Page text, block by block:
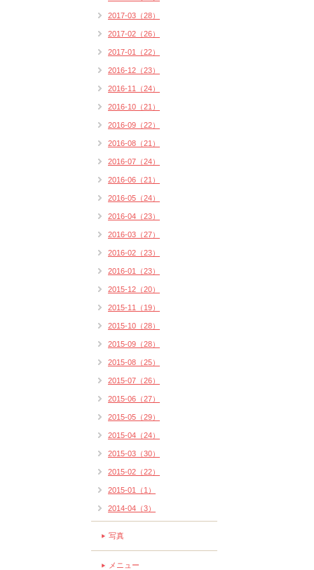
2017-03（28）
2017-02（26）
2017-01（22）
2016-12（23）
2016-11（24）
2016-10（21）
2016-09（22）
2016-08（21）
2016-07（24）
2016-06（21）
2016-05（24）
2016-04（23）
2016-03（27）
2016-02（23）
2016-01（23）
2015-12（20）
2015-11（19）
2015-10（28）
2015-09（28）
2015-08（25）
2015-07（26）
2015-06（27）
2015-05（29）
2015-04（24）
2015-03（30）
2015-02（22）
2015-01（1）
2014-04（3）
写真
メニュー